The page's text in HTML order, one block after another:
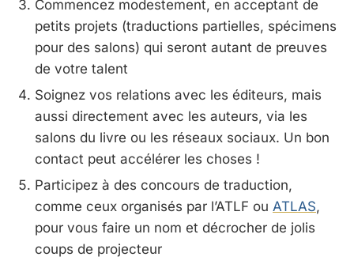
Commencez modestement, en acceptant de
petits projets (traductions partielles, spécimens
pour des salons) qui seront autant de preuves
de votre talent
Soignez vos relations avec les éditeurs, mais
aussi directement avec les auteurs, via les
salons du livre ou les réseaux sociaux. Un bon
contact peut accélérer les choses !
Participez à des concours de traduction,
comme ceux organisés par l’ATLF ou ATLAS,
pour vous faire un nom et décrocher de jolis
coups de projecteur